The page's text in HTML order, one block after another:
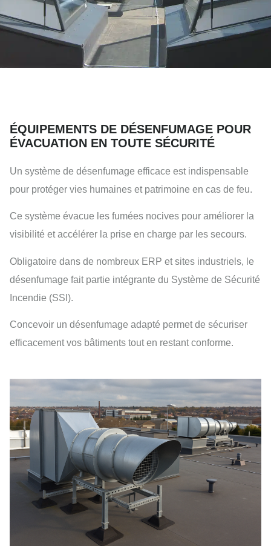
ÉQUIPEMENTS DE DÉSENFUMAGE POUR
ÉVACUATION EN TOUTE SÉCURITÉ
Un système de désenfumage efficace est indispensable
pour protéger vies humaines et patrimoine en cas de feu.
Ce système évacue les fumées nocives pour améliorer la
visibilité et accélérer la prise en charge par les secours.
Obligatoire dans de nombreux ERP et sites industriels, le
désenfumage fait partie intégrante du Système de Sécurité
Incendie (SSI).
Concevoir un désenfumage adapté permet de sécuriser
efficacement vos bâtiments tout en restant conforme.